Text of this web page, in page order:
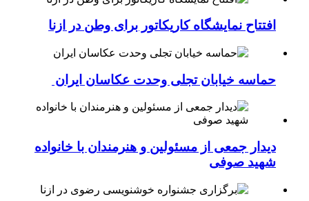
افتتاح نمایشگاه کاریکاتور برای وطن در ازنا
حماسه خیابان تجلی وحدت عکاسان ایران
دیدار جمعی از مسئولین و هنرمندان با خانواده
شهید صوفی